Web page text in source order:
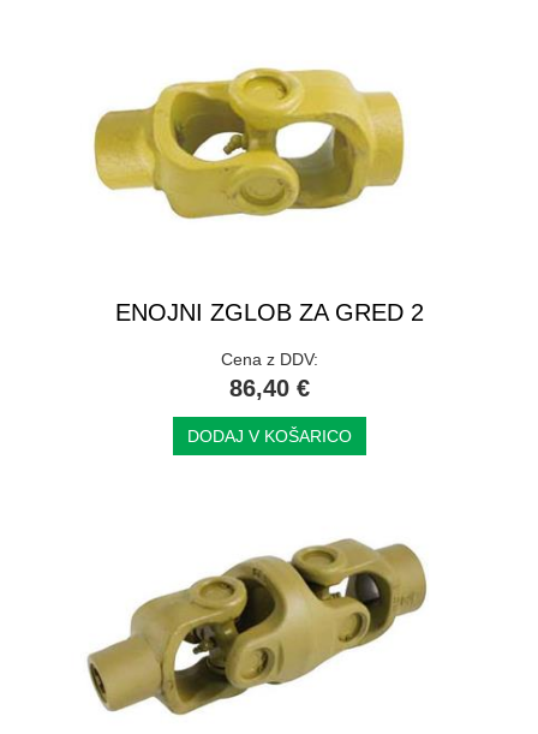
ENOJNI ZGLOB ZA GRED 2
Cena z DDV:
86,40 €
DODAJ V KOŠARICO